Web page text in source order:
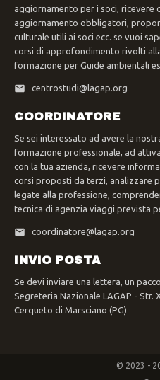
aggiornamento per i soci, ricevere
aggiornamento obbligatori,
culturale utili ai soci ecc. se vuoi
corsi di approfondimento rivolti
formazione per Guide ambientali
centrostudi@lagap.org
COORDINATORE
Se sei interessato ad avere la
formazione professionale, ad
con la tua azienda, ricevere
corsi proposti da terzi, analizzare
legate alla professione,
tecnica di agenzia viaggi prevista
coordinatore@lagap.org
INVIO POSTA
Se devi inviare una lettera, un
Segreteria Nazionale LAGAP - Str.
Cerqueto di Marsciano (PG)
© 2023 -